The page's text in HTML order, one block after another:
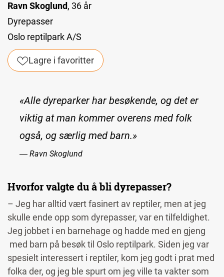
Ravn Skoglund, 36 år
Dyrepasser
Oslo reptilpark A/S
Lagre i favoritter
«Alle dyreparker har besøkende, og det er
viktig at man kommer overens med folk
også, og særlig med barn.»
― Ravn Skoglund
Hvorfor valgte du å bli dyrepasser?
– Jeg har alltid vært fasinert av reptiler, men at jeg
skulle ende opp som dyrepasser, var en tilfeldighet.
Jeg jobbet i en barnehage og hadde med en gjeng
med barn på besøk til Oslo reptilpark. Siden jeg var
spesielt interessert i reptiler, kom jeg godt i prat med
folka der, og jeg ble spurt om jeg ville ta vakter som